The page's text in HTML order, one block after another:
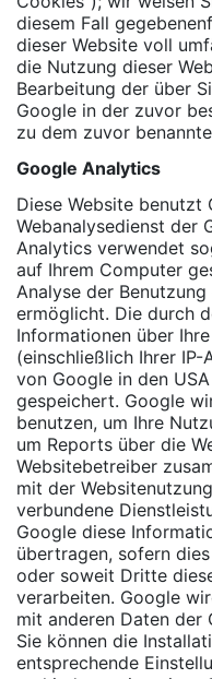
diesem Fall
dieser Website voll
die Nutzung dieser
Bearbeitung der über
Google in der zuvor
zu dem zuvor
Google Analytics
Diese Website benutzt
Webanalysedienst der
Analytics verwendet
auf Ihrem Computer
Analyse der
ermöglicht. Die durch
Informationen über
(einschließlich Ihrer
von Google in den
gespeichert. Google
benutzen, um Ihre
um Reports über die
Websitebetreiber
mit der
verbundene
Google diese
übertragen, sofern
oder soweit Dritte
verarbeiten. Google
mit anderen Daten der
Sie können die
entsprechende